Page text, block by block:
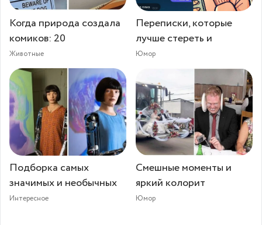
Когда природа создала
комиков: 20
Животные
Переписки, которые
лучше стереть и
Юмор
Подборка самых
значимых и необычных
Интересное
Смешные моменты и
яркий колорит
Юмор